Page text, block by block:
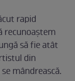
rapid
recunoaștem
să fie atât
din
mândrească.